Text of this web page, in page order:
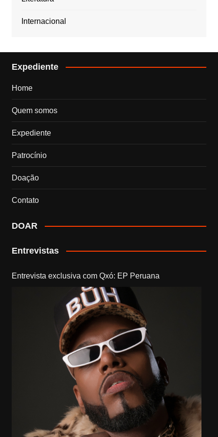
Internacional
Expediente
Home
Quem somos
Expediente
Patrocínio
Doação
Contato
DOAR
Entrevistas
Entrevista exclusiva com Qxó: EP Peruana